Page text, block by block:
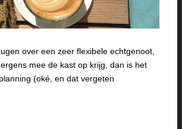
over een zeer flexibele echtgenoot,
mee de kast op krijg, dan is het
(oké, en dat vergeten